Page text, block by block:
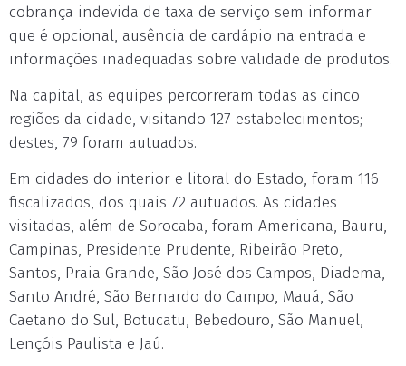
cobrança indevida de taxa de serviço sem informar
que é opcional, ausência de cardápio na entrada e
informações inadequadas sobre validade de produtos.
Na capital, as equipes percorreram todas as cinco
regiões da cidade, visitando 127 estabelecimentos;
destes, 79 foram autuados.
Em cidades do interior e litoral do Estado, foram 116
fiscalizados, dos quais 72 autuados. As cidades
visitadas, além de Sorocaba, foram Americana, Bauru,
Campinas, Presidente Prudente, Ribeirão Preto,
Santos, Praia Grande, São José dos Campos, Diadema,
Santo André, São Bernardo do Campo, Mauá, São
Caetano do Sul, Botucatu, Bebedouro, São Manuel,
Lençóis Paulista e Jaú.